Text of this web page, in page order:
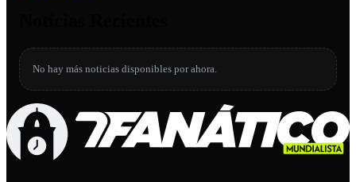
No hay más noticias disponibles por ahora.